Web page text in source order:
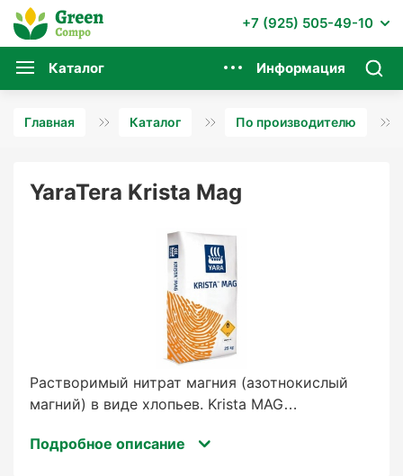
+7 (925) 505-49-10
Каталог Информация
Главная Каталог По производителю
YaraTera Krista Mag
Растворимый нитрат магния (азотнокислый
магний) в виде хлопьев. Krista MAG
для использования в фертигации в качестве
Подробное описание